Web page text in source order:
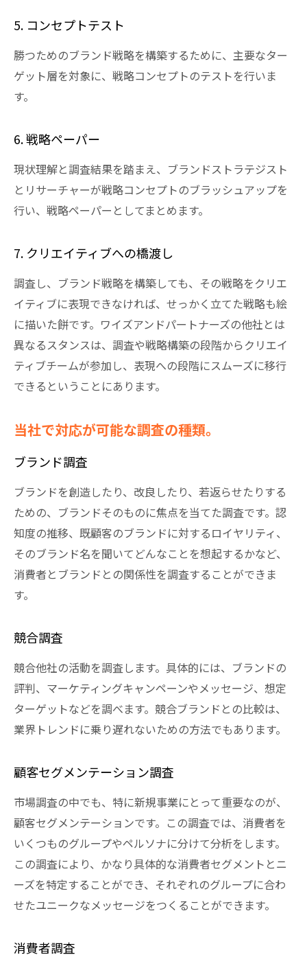
5. コンセプトテスト
勝つためのブランド戦略を構築するために、主要なター
ゲット層を対象に、戦略コンセプトのテストを行いま
す。
6. 戦略ペーパー
現状理解と調査結果を踏まえ、ブランドストラテジスト
とリサーチャーが戦略コンセプトのブラッシュアップを
行い、戦略ペーパーとしてまとめます。
7. クリエイティブへの橋渡し
調査し、ブランド戦略を構築しても、その戦略をクリエ
イティブに表現できなければ、せっかく立てた戦略も絵
に描いた餅です。ワイズアンドパートナーズの他社とは
異なるスタンスは、調査や戦略構築の段階からクリエイ
ティブチームが参加し、表現への段階にスムーズに移行
できるということにあります。
当社で対応が可能な調査の種類。
ブランド調査
ブランドを創造したり、改良したり、若返らせたりする
ための、ブランドそのものに焦点を当てた調査です。認
知度の推移、既顧客のブランドに対するロイヤリティ、
そのブランド名を聞いてどんなことを想起するかなど、
消費者とブランドとの関係性を調査することができま
す。
競合調査
競合他社の活動を調査します。具体的には、ブランドの
評判、マーケティングキャンペーンやメッセージ、想定
ターゲットなどを調べます。競合ブランドとの比較は、
業界トレンドに乗り遅れないための方法でもあります。
顧客セグメンテーション調査
市場調査の中でも、特に新規事業にとって重要なのが、
顧客セグメンテーションです。この調査では、消費者を
いくつものグループやペルソナに分けて分析をします。
この調査により、かなり具体的な消費者セグメントとニ
ーズを特定することができ、それぞれのグループに合わ
せたユニークなメッセージをつくることができます。
消費者調査